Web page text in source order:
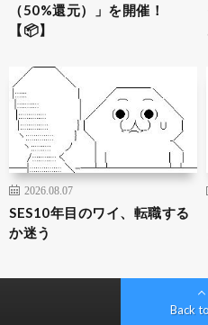
（50%還元）」を開催！
【📦】
2026.08.07
SES10年目のワイ、転職する
か迷う
Back